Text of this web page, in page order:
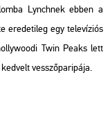
Lynchnek ebben a
eredetileg egy televíziós
Twin Peakslett
vesszőparipája.